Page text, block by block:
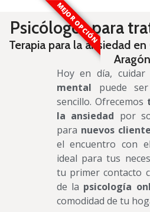
MEJOR OPCIÓN
Psicólogos para
Terapia para la ansiedad
Aragón
Hoy en día,
mental puede
sencillo. Ofrecemos
la ansiedad por
para nuevos
el encuentro con
ideal para tus
tu primer contacto
de la psicología
comodidad de tu